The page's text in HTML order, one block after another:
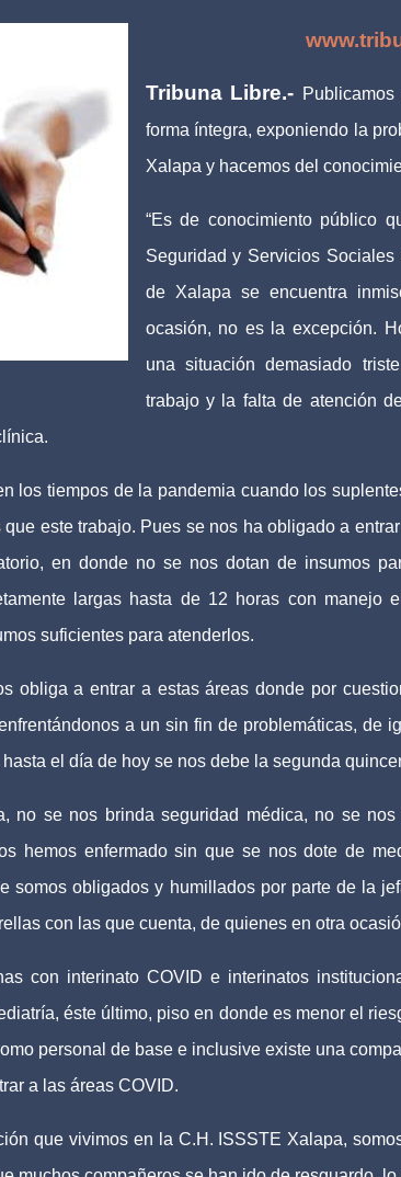
Tribuna Libre.-
forma íntegra, exponiendo la
Xalapa y hacemos del
“Es de conocimiento público
Seguridad y Servicios
de Xalapa se encuentra
ocasión, no es la excepción.
una situación demasiado
trabajo y la falta de atención
los tiempos de la pandemia cuando los
que este trabajo. Pues se nos ha obligado a
en donde no se nos dotan de insumos
largas hasta de 12 horas con manejo
suficientes para atenderlos.
obliga a entrar a estas áreas donde por
a un sin fin de problemáticas, de
el día de hoy se nos debe la segunda
no se nos brinda seguridad médica, no se
hemos enfermado sin que se nos dote de
somos obligados y humillados por parte de la
con las que cuenta, de quienes en otra
con interinato COVID e interinatos
éste último, piso en donde es menor el
personal de base e inclusive existe una
a las áreas COVID.
que vivimos en la C.H. ISSSTE Xalapa,